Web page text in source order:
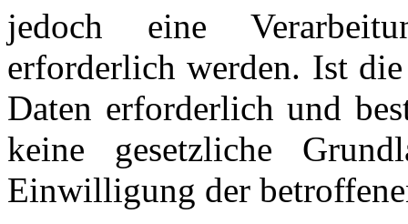
jedoch eine
erforderlich werden. Ist
Daten erforderlich und
keine gesetzliche
Einwilligung der